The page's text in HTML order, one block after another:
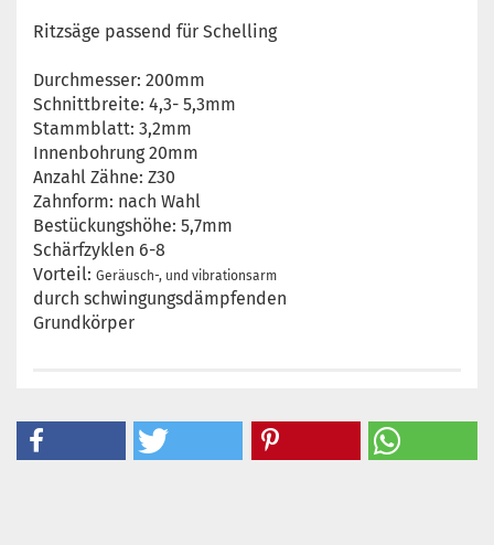
Ritzsäge passend für Schelling
Durchmesser: 200mm
Schnittbreite: 4,3- 5,3mm
Stammblatt: 3,2mm
Innenbohrung 20mm
Anzahl Zähne: Z30
Zahnform: nach Wahl
Bestückungshöhe: 5,7mm
Schärfzyklen 6-8
Vorteil: Geräusch-, und vibrationsarm
durch schwingungsdämpfenden
Grundkörper